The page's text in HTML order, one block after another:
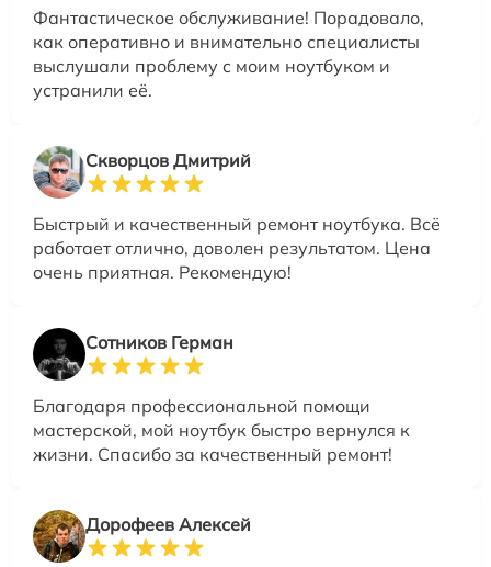
Фантастическое обслуживание! Порадовало,
как оперативно и внимательно специалисты
выслушали проблему с моим ноутбуком и
устранили её.
Скворцов Дмитрий
Быстрый и качественный ремонт ноутбука. Всё
работает отлично, доволен результатом. Цена
очень приятная. Рекомендую!
Сотников Герман
Благодаря профессиональной помощи
мастерской, мой ноутбук быстро вернулся к
жизни. Спасибо за качественный ремонт!
Дорофеев Алексей